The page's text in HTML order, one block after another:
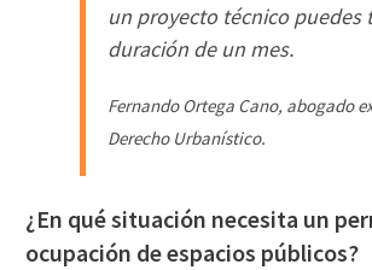
un proyecto técnico puedes
duración de un mes.
Fernando Ortega Cano, abogado
Derecho Urbanístico.
¿En qué situación necesita un
ocupación de espacios públicos?